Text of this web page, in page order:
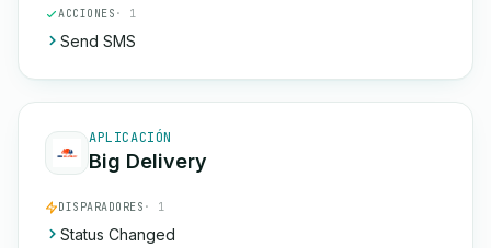
ACCIONES · 1
Send SMS
APLICACIÓN
Big Delivery
DISPARADORES · 1
Status Changed